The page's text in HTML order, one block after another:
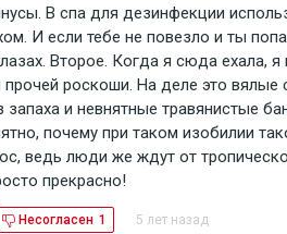
В спа для дезинфекции
И если тебе не повезло и ты
Второе. Когда я сюда ехала,
прочей роскоши. На деле это
запаха и невнятные травянистые
почему при таком изобилии
ведь люди же ждут от
прекрасно!
Несогласен 1 5 лет назад